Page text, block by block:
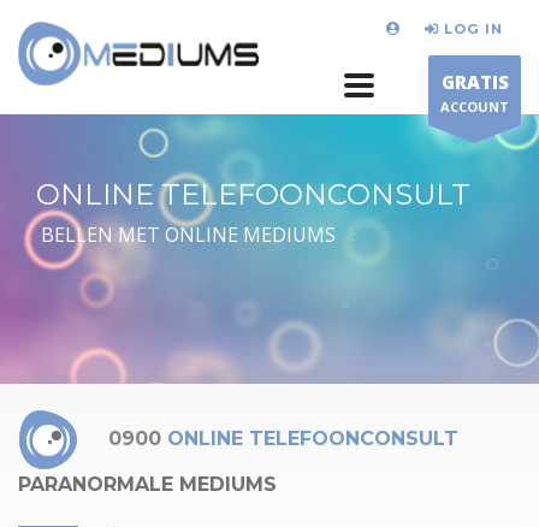
LOG IN
GRATIS
ACCOUNT
ONLINE TELEFOONCONSULT
BELLEN MET ONLINE MEDIUMS
0900 ONLINE TELEFOONCONSULT
PARANORMALE MEDIUMS